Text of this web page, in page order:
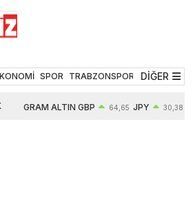
SPOR TRABZONSPOR TEKNOLOJİ
DİĞER
GRAM ALTIN GBP 64,65 JPY 30,38